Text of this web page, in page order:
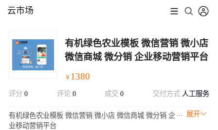
云市场
有机绿色农业模板 微信营销 微小店
微信商城 微分销 企业移动营销平台
￥ 1380
评分 0 评论 0 成交0 交付方式 人工服务
展开
有机绿色农业模板 微信营销 微小店 微信商城 微分销 企
业移动营销平台